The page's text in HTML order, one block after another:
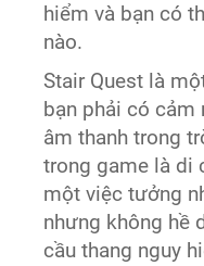
hiểm và bạn có
nào.
Stair Quest là
bạn phải có cảm
âm thanh trong
trong game là di
một việc tưởng
nhưng không hề
cầu thang nguy